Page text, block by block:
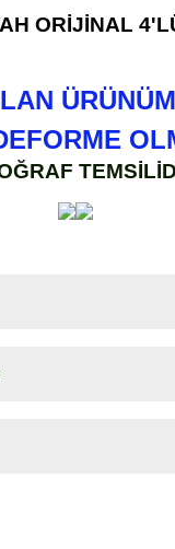
ORİJİNAL
ilk yorumu siz yapın!